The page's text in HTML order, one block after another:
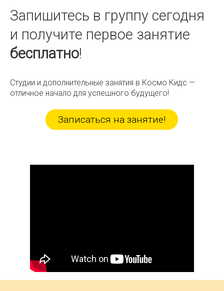
Запишитесь в группу сегодня
и получите первое занятие
бесплатно!
Студии и дополнительные занятия в Космо Кидс —
отличное начало для успешного будущего!
Записаться на занятие!